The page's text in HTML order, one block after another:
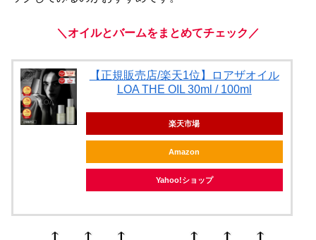
＼オイルとバームをまとめてチェック／
【正規販売店/楽天1位】ロアザオイル
LOA THE OIL 30ml / 100ml
楽天市場
Amazon
Yahoo!ショップ